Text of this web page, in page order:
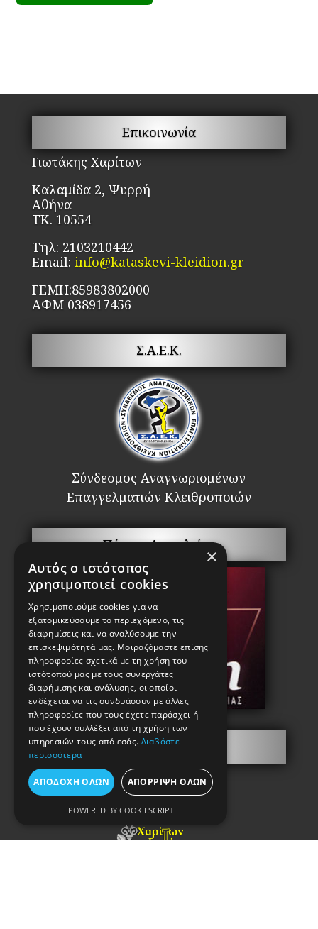
Επικοινωνία
Γιωτάκης Χαρίτων
Καλαμίδα 2, Ψυρρή
Αθήνα
ΤΚ. 10554
Τηλ: 2103210442
Email: info@kataskevi-kleidion.gr
ΓΕΜΗ:85983802000
ΑΦΜ 038917456
Σ.Α.Ε.Κ.
Σύνδεσμος Αναγνωρισμένων
Επαγγελματιών Κλειθροποιών
Πόρτες Ασφαλείας
Πληροφορίες
×
Αυτός ο ιστότοπος
χρησιμοποιεί cookies
Χρησιμοποιούμε cookies για να
εξατομικεύσουμε το περιεχόμενο, τις
διαφημίσεις και να αναλύσουμε την
επισκεψιμότητά μας. Μοιραζόμαστε επίσης
πληροφορίες σχετικά με τη χρήση του
ιστότοπού μας με τους συνεργάτες
διαφήμισης και ανάλυσης, οι οποίοι
ενδέχεται να τις συνδυάσουν με άλλες
πληροφορίες που τους έχετε παράσχει ή
που έχουν συλλέξει από τη χρήση των
υπηρεσιών τους από εσάς. Διαβάστε
περισσότερα
ΑΠΟΔΟΧΉ ΌΛΩΝ ΑΠΌΡΡΙΨΗ ΌΛΩΝ
POWERED BY COOKIESCRIPT